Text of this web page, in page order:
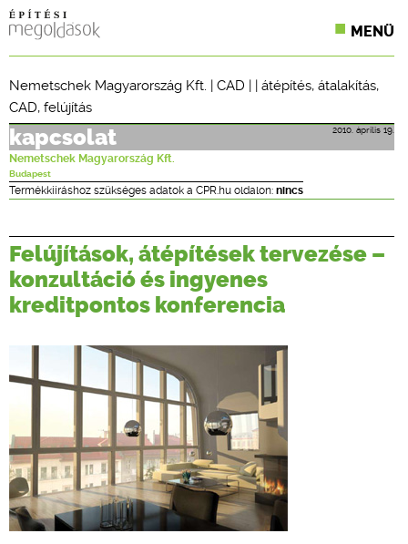
MENÜ
CPR TERMÉKKIÍRÁS
ÉPÍTÉSI JOG
ONLINE KÉPZÉSEK
TERVEZÉSI SEGÉDLETEK
Nemetschek Magyarország Kft. | CAD | | átépítés, átalakítás,
CAD, felújítás
2010. április 19.
kapcsolat
Nemetschek Magyarország Kft.
Budapest
Termékkiíráshoz szükséges adatok a CPR.hu oldalon: nincs
Felújítások, átépítések tervezése –
konzultáció és ingyenes
kreditpontos konferencia